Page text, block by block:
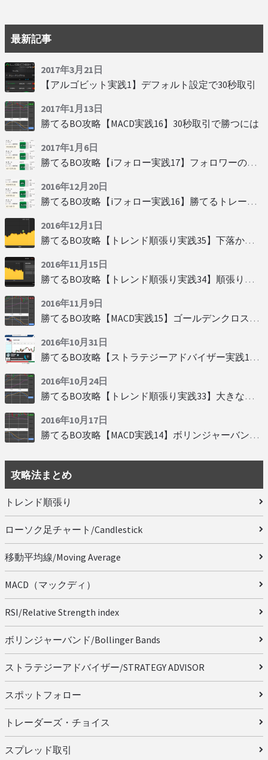
最新記事
2017年3月21日
【アルゴビット実践1】デフォルト設定で30秒取引
2017年1月13日
勝てるBO攻略【MACD実践16】30秒取引で勝つには
2017年1月6日
勝てるBO攻略【iフォロー実践17】フォロワーの少ない人をフォローする
2016年12月20日
勝てるBO攻略【iフォロー実践16】勝てるトレーダーを見抜く
2016年12月1日
勝てるBO攻略【トレンド順張り実践35】下落からの反発を見極める
2016年11月15日
勝てるBO攻略【トレンド順張り実践34】順張りに適した変動
2016年11月9日
勝てるBO攻略【MACD実践15】ゴールデンクロスで勝つ
2016年10月31日
勝てるBO攻略【ストラテジーアドバイザー実践19】慌てず自動分析
2016年10月24日
勝てるBO攻略【トレンド順張り実践33】大きな変動にすべり込み
2016年10月17日
勝てるBO攻略【MACD実践14】ボリンジャーバンドとともに相場を読む
攻略法まとめ
トレンド順張り
ローソク足チャート/Candlestick
移動平均線/Moving Average
MACD（マックディ）
RSI/Relative Strength index
ボリンジャーバンド/Bollinger Bands
ストラテジーアドバイザー/STRATEGY ADVISOR
スポットフォロー
トレーダーズ・チョイス
スプレッド取引